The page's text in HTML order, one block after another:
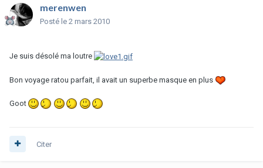
merenwen
Posté le 2 mars 2010
Je suis désolé ma loutre
Bon voyage ratou parfait, il avait un superbe masque en plus
Goot
Citer